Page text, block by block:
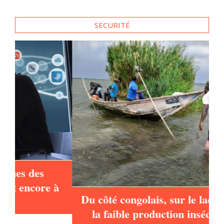
Du côté congolais, sur le lac Edouard,
la faible production insécurise les
pécheurs